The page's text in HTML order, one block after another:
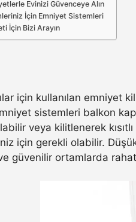
Evinizi Güvenceye Alın
İçin Emniyet Sistemleri
İçin Bizi Arayın
için kullanılan emniyet
sistemleri balkon
veya kilitlenerek
için gerekli olabilir.
güvenilir ortamlarda